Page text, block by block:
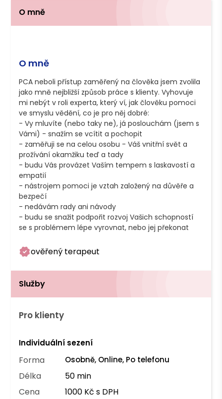
O mně
O mně
PCA neboli přístup zaměřený na člověka jsem zvolila
jako mně nejbližší způsob práce s klienty. Vyhovuje
mi nebýt v roli experta, který ví, jak člověku pomoci
ve smyslu vědění, co je pro něj dobré:
- Vy mluvíte (nebo taky ne), já poslouchám (jsem s
Vámi) - snažím se vcítit a pochopit
- zaměřuji se na celou osobu - Váš vnitřní svět a
prožívání okamžiku teď a tady
- budu Vás provázet Vaším tempem s laskavostí a
empatií
- nástrojem pomoci je vztah založený na důvěře a
bezpečí
- nedávám rady ani návody
- budu se snažit podpořit rozvoj Vašich schopností
se s problémem lépe vyrovnat, nebo jej překonat
ověřený terapeut
Služby
Pro klienty
Individuální sezení
Forma Osobně, Online, Po telefonu
Délka
50 min
Cena
1000 Kč s DPH